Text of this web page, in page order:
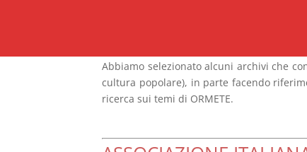
Abbiamo selezionato alcuni archivi che
cultura popolare), in parte facendo
ricerca sui temi di ORMETE.